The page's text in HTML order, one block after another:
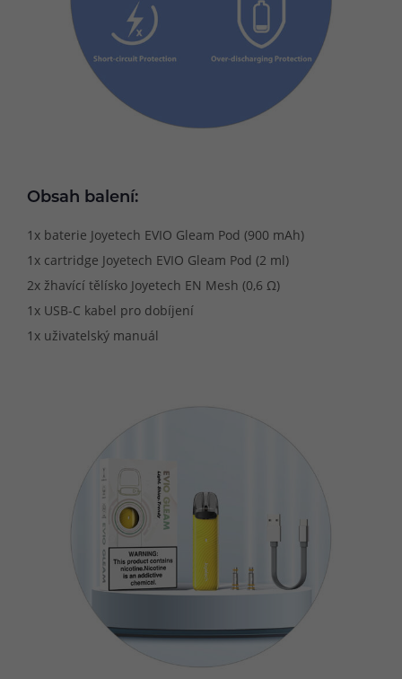
Obsah balení:
1x baterie Joyetech EVIO Gleam Pod (900 mAh)
1x cartridge Joyetech EVIO Gleam Pod (2 ml)
2x žhavící tělísko Joyetech EN Mesh (0,6 Ω)
1x USB-C kabel pro dobíjení
1x uživatelský manuál